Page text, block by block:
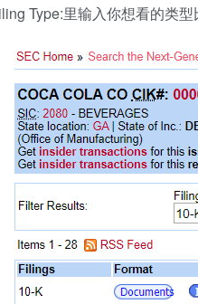
Type:里输入你想看的类